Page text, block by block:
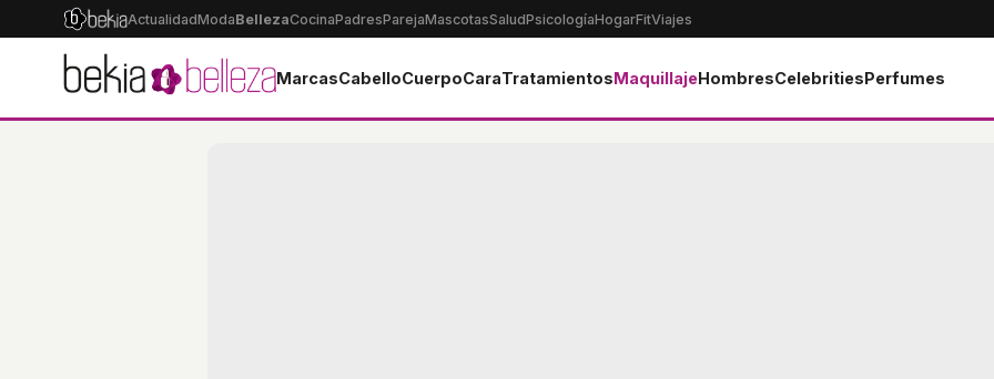
ActualidadModaBellezaCocinaPadresParejaMascotasSaludPsicologíaHogarFitViajes
MarcasCabelloCuerpoCaraTratamientosMaquillajeHombresCelebritiesPerfumes